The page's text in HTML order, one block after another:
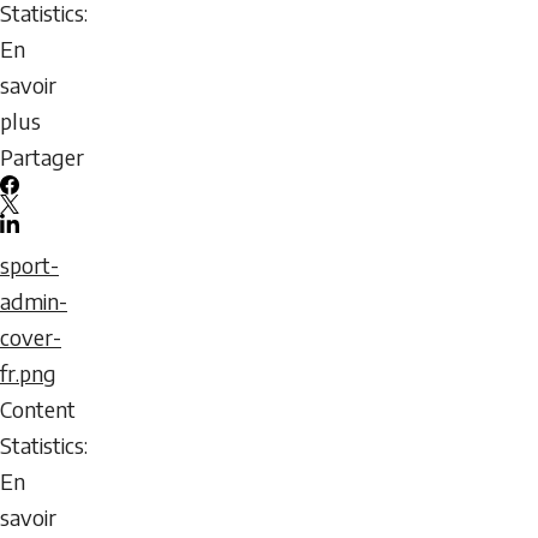
une
danse
en
cercle
des
Premières
Nations
icon
Statistics:
En
savoir
plus
sur
Protocole
des
aînés
des
premières
nations
Partager
Facebook
X
Email
icon
sport-
admin-
cover-
fr.png
Content
Statistics:
En
savoir